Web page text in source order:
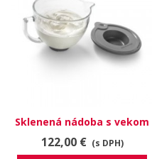
Sklenená nádoba s vekom
4.83L, 5K5GB
122,00 € (s DPH)